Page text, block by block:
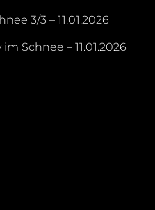
3/3 – 11.01.2026
Schnee – 11.01.2026